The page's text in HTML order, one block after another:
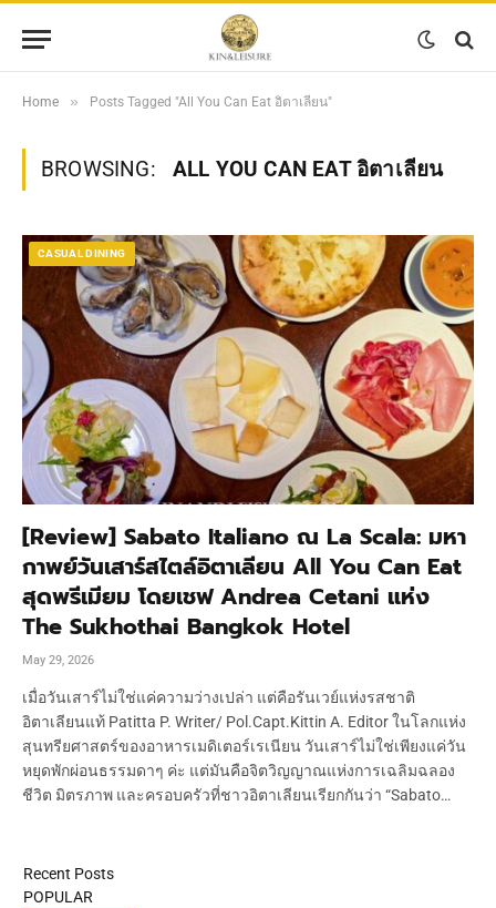
Home » Posts Tagged "All You Can Eat อิตาเลียน"
BROWSING: ALL YOU CAN EAT อิตาเลียน
CASUAL DINING
[Review] Sabato Italiano ณ La Scala: มหา
กาพย์วันเสาร์สไตล์อิตาเลียน All You Can Eat
สุดพรีเมียม โดยเชฟ Andrea Cetani แห่ง
The Sukhothai Bangkok Hotel
May 29, 2026
เมื่อวันเสาร์ไม่ใช่แค่ความว่างเปล่า แต่คือรันเวย์แห่งรสชาติ
อิตาเลียนแท้ Patitta P. Writer/ Pol.Capt.Kittin A. Editor ในโลกแห่ง
สุนทรียศาสตร์ของอาหารเมดิเตอร์เรเนียน วันเสาร์ไม่ใช่เพียงแค่วัน
หยุดพักผ่อนธรรมดาๆ ค่ะ แต่มันคือจิตวิญญาณแห่งการเฉลิมฉลอง
ชีวิต มิตรภาพ และครอบครัวที่ชาวอิตาเลียนเรียกกันว่า “Sabato…
Recent Posts
POPULAR